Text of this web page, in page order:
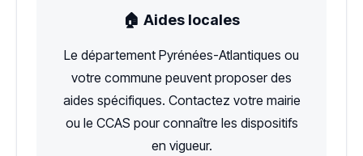
🏠 Aides locales
Le département Pyrénées-Atlantiques ou
votre commune peuvent proposer des
aides spécifiques. Contactez votre mairie
ou le CCAS pour connaître les dispositifs
en vigueur.